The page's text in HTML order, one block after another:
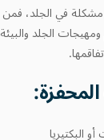
في الجلد، فمن
الجلد
البكتيريا